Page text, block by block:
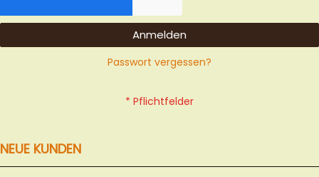
Anmelden
Passwort vergessen?
NEUE KUNDEN